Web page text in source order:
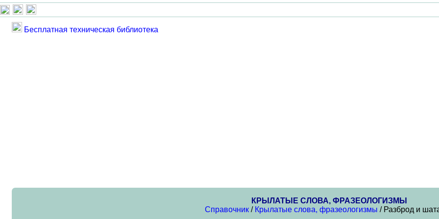
Бесплатная техническая библиотека
КРЫЛАТЫЕ СЛОВА, ФРАЗЕОЛОГИЗМЫ
Справочник/ Крылатые слова, фразеологизмы / Разброд и